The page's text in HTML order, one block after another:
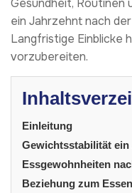
ein Jahrzehnt nach
Langfristige Einblicke
vorzubereiten.
Einleitung
Gewichtsstabilität
Essgewohnheiten
Beziehung zum